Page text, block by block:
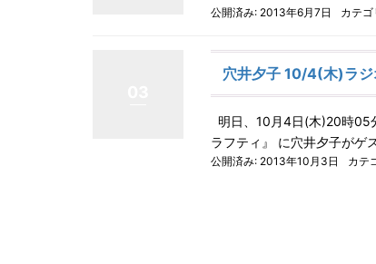
公開済み: 2013年6月7日 カテゴ
穴井夕子 10/4(木)ラジ
明日、10月4日(木)20時05
ラフティ』 に穴井夕子がゲ
公開済み: 2013年10月3日 カテ